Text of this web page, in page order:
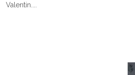
Valentin....